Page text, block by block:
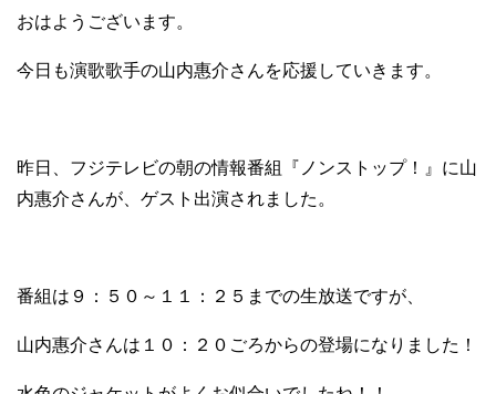
おはようございます。
今日も演歌歌手の山内惠介さんを応援していきます。
昨日、フジテレビの朝の情報番組『ノンストップ！』に山
内惠介さんが、ゲスト出演されました。
番組は９：５０～１１：２５までの生放送ですが、
山内惠介さんは１０：２０ごろからの登場になりました！